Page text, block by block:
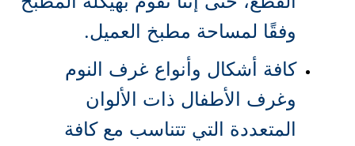
وفقًا لمساحة مطبخ العميل.
كافة أشكال وأنواع غرف النوم
وغرف الأطفال ذات الألوان
المتعددة التي تتناسب مع كافة